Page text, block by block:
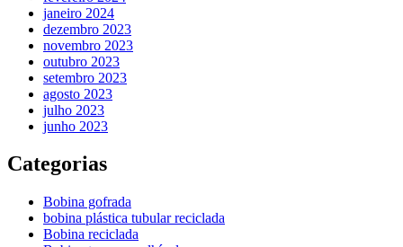
janeiro 2024
dezembro 2023
novembro 2023
outubro 2023
setembro 2023
agosto 2023
julho 2023
junho 2023
Categorias
Bobina gofrada
bobina plástica tubular reciclada
Bobina reciclada